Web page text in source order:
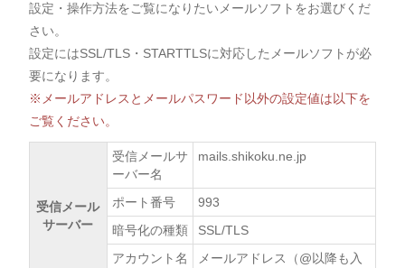
設定・操作方法をご覧になりたいメールソフトをお選びくだ
さい。
設定にはSSL/TLS・STARTTLSに対応したメールソフトが必
要になります。
※メールアドレスとメールパスワード以外の設定値は以下を
ご覧ください。
受信メール
サーバー
受信メールサ
ーバー名
mails.shikoku.ne.jp
ポート番号
993
暗号化の種類
SSL/TLS
アカウント名
メールアドレス（@以降も入